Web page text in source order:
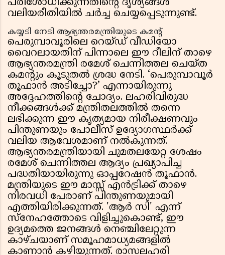
പരിശോധിക്കുന്നതിന്റെ ദൃശ്യങ്ങൾ
വലിയരീതിയിൽ ചർച്ച ചെയ്യപ്പെടുന്നുണ്ട്.
കയ്യടി നേടി ആഭ്യന്തരമന്ത്രിയുടെ കമൻ്റ്
പെരുമ്പാവൂരിലെ റെയ്ഡ് വീഡിയോ
വൈറലായതിന് പിന്നാലെ ഈ റീലിന് താഴെ
ആഭ്യന്തരമന്ത്രി രമേശ് ചെന്നിത്തല ചെയ്ത
കമൻ്റും കൂടുതൽ ശ്രദ്ധ നേടി. ‘പെരുമ്പാവൂർ
തൂഫാൻ അടിച്ചോ?’ എന്നായിരുന്നു
അദ്ദേഹത്തിന്റെ ചോദ്യം. ലഹരിവിരുദ്ധ
നീക്കങ്ങൾക്ക് മന്ത്രിതലത്തിൽ തന്നെ
ലഭിക്കുന്ന ഈ കൃത്യമായ നിരീക്ഷണവും
പിന്തുണയും പോലീസ് ഉദ്യോഗസ്ഥർക്ക്
വലിയ ആവേശമാണ് നൽകുന്നത്.
ആഭ്യന്തരമന്ത്രിയായി ചുമതലയേറ്റ ശേഷം
രമേശ് ചെന്നിത്തല ആദ്യം പ്രഖ്യാപിച്ച
പദ്ധതിയായിരുന്നു ഓപ്പറേഷൻ തൂഫാൻ.
മന്ത്രിയുടെ ഈ മാസ്സ് എൻട്രിക്ക് താഴെ
നിരവധി പേരാണ് പിന്തുണയുമായി
എത്തിയിരിക്കുന്നത്. 'ആർ സി' എന്ന്
സ്നേഹത്തോടെ വിളിച്ചുകൊണ്ട്, ഈ
ഉദ്യമത്തെ ജനങ്ങൾ നെഞ്ചിലേറ്റുന്ന
കാഴ്ചയാണ് സമൂഹമാധ്യമങ്ങളിൽ
കാണാൻ കഴിയുന്നത്. രാസലഹരി